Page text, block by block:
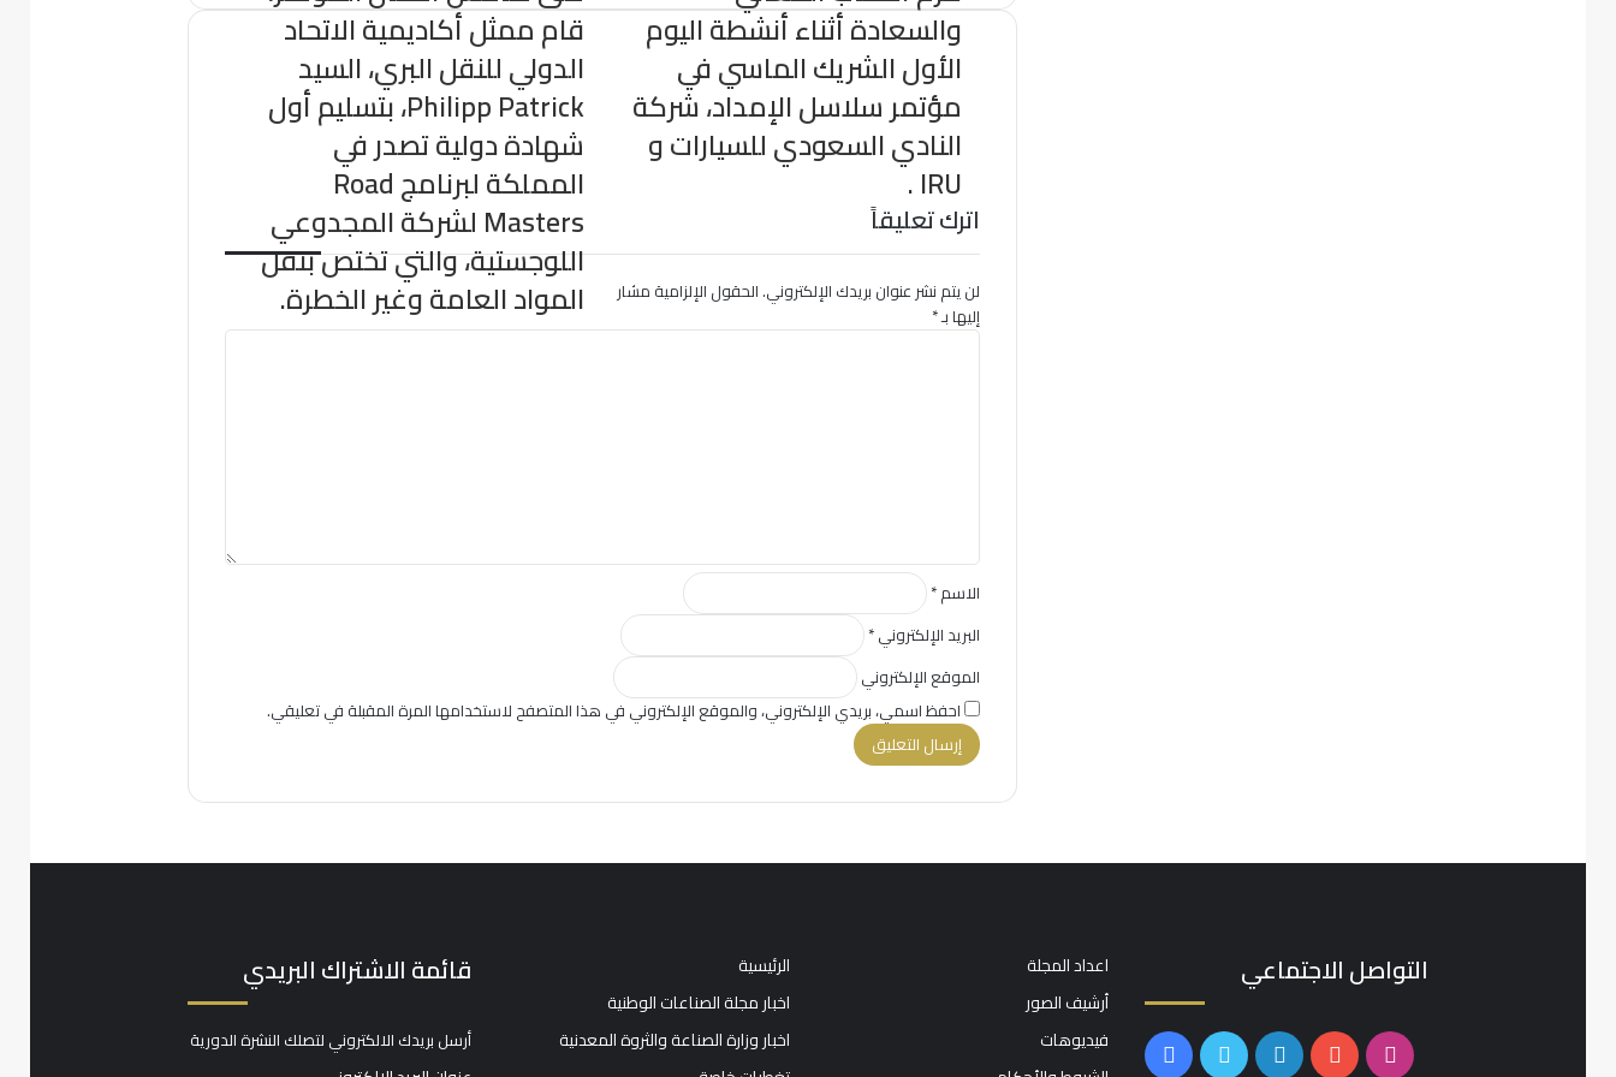
“شركة الصندوق الصناعي
للاستثمار”
ما التقطته العدسات، من
حفل الصندوق الصناعي
لتمكين القطاع الخاص
قام ممثل أكاديمية الاتحاد
الدولي للنقل البري، السيد
Philipp Patrick، بتسليم أول
شهادة دولية تصدر في
المملكة لبرنامج Road
Masters لشركة المجدوعي
اللوجستية، والتي تختص بنقل
المواد العامة وغير الخطرة.
والسعادة أثناء أنشطة اليوم
الأول الشريك الماسي في
مؤتمر سلاسل الإمداد، شركة
النادي السعودي للسيارات و
IRU .
اترك تعليقاً
لن يتم نشر عنوان بريدك الإلكتروني.الحقول الإلزامية مشار
إليها بـ*
ا
الاسم*
البريد الإلكتروني*
الموقع الإلكتروني
احفظ اسمي، بريدي الإلكتروني، والموقع الإلكتروني في هذا المتصفح لاستخدامها المرة المقبلة في تعليقي.
قائمة الاشتراك البريدي
أرسل بريدك الالكتروني لتصلك النشرة الدورية
الرئيسية
اخبار مجلة الصناعات الوطنية
اخبار وزارة الصناعة والثروة المعدنية
اعداد المجلة
أرشيف الصور
فيديوهات
التواصل الاجتماعي
فيسبوك تويتر لينكدإن يوتيوبانستقرام